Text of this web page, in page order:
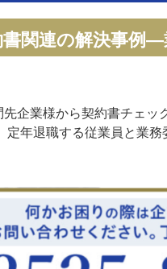
関連の解決事例
企業様から契約書チェ
定年退職する従業員と業